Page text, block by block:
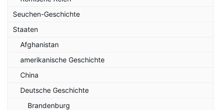
Seuchen-Geschichte
Staaten
Afghanistan
amerikanische Geschichte
China
Deutsche Geschichte
Brandenburg